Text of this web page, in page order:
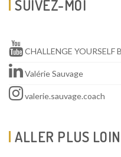
SUIVEZ-MOI
CHALLENGE YOURSELF
Valérie Sauvage
valerie.sauvage.coach
ALLER PLUS LOIN